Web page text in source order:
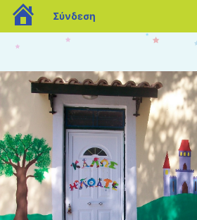
blogs.sch.gr
Σύνδεση